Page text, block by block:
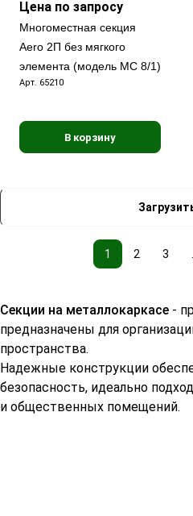
Цена по запросу
Многоместная секция
Aero 2П без мягкого
элемента (модель МС 8/1)
Арт. 65210
В корзину
1 2 3
Секции на металлокаркасе -
предназначены для
пространства.
Надежные конструкции
безопасность, идеально
и общественных помещений.